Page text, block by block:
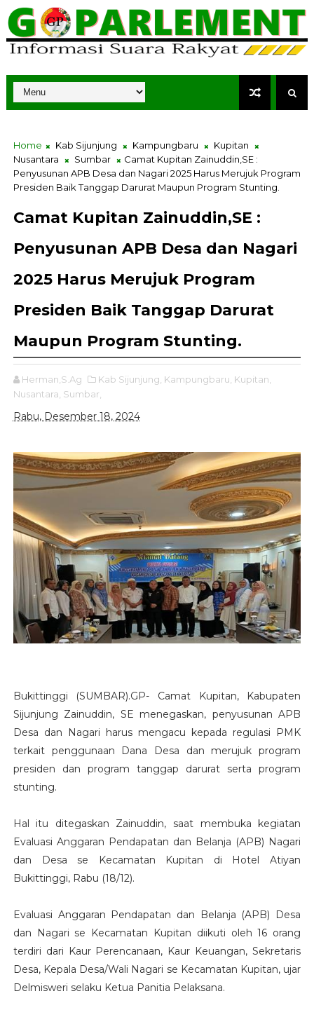
Home Kab Sijunjung Kampungbaru
Kupitan
Nusantara
Sumbar
Camat Kupitan Zainuddin,SE :
Penyusunan APB Desa dan Nagari 2025 Harus Merujuk Program
Presiden Baik Tanggap Darurat Maupun Program Stunting.
Camat Kupitan Zainuddin,SE :
Penyusunan APB Desa dan Nagari
2025 Harus Merujuk Program
Presiden Baik Tanggap Darurat
Maupun Program Stunting.
Herman,S.Ag Kab Sijunjung, Kampungbaru, Kupitan,
Nusantara, Sumbar,
Rabu, Desember 18, 2024
Bukittinggi (SUMBAR).GP- Camat Kupitan, Kabupaten
Sijunjung Zainuddin, SE menegaskan, penyusunan APB
Desa dan Nagari harus mengacu kepada regulasi PMK
terkait penggunaan Dana Desa dan merujuk program
presiden dan program tanggap darurat serta program
stunting.
Hal itu ditegaskan Zainuddin, saat membuka kegiatan
Evaluasi Anggaran Pendapatan dan Belanja (APB) Nagari
dan Desa se Kecamatan Kupitan di Hotel Atiyan
Bukittinggi, Rabu (18/12).
Evaluasi Anggaran Pendapatan dan Belanja (APB) Desa
dan Nagari se Kecamatan Kupitan diikuti oleh 16 orang
terdiri dari Kaur Perencanaan, Kaur Keuangan, Sekretaris
Desa, Kepala Desa/Wali Nagari se Kecamatan Kupitan, ujar
Delmisweri selaku Ketua Panitia Pelaksana.